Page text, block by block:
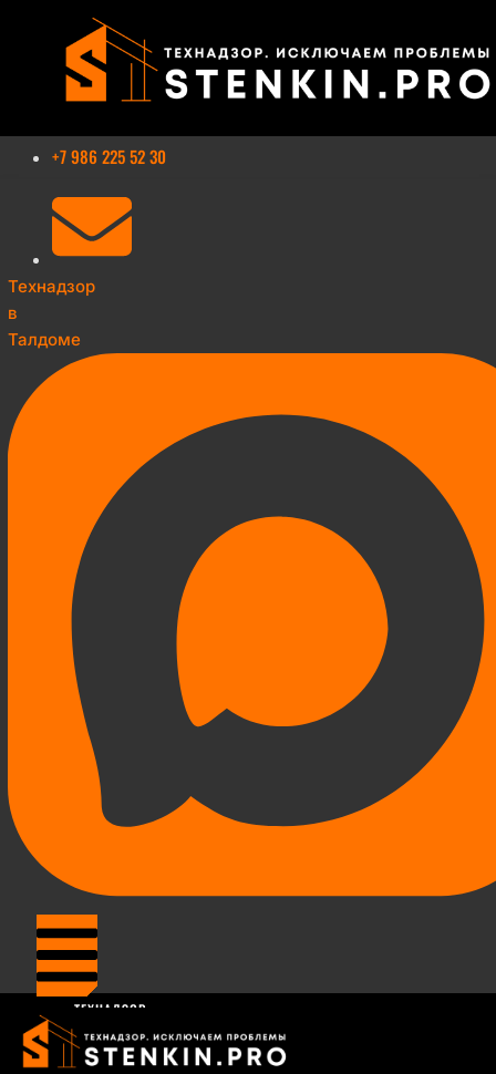
содержимому
+7 986 225 52 30
Технадзор
в
Талдоме
ТЕХНАДЗОР
ЗА
СТРОИТЕЛЬСТВОМ